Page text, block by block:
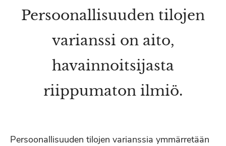
Persoonallisuuden tilojen
varianssi on aito,
havainnoitsijasta
riippumaton ilmiö.
Persoonallisuuden tilojen varianssia ymmärretään